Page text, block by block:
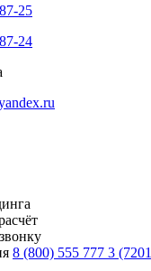
25
24
8 (800) 555 777 3